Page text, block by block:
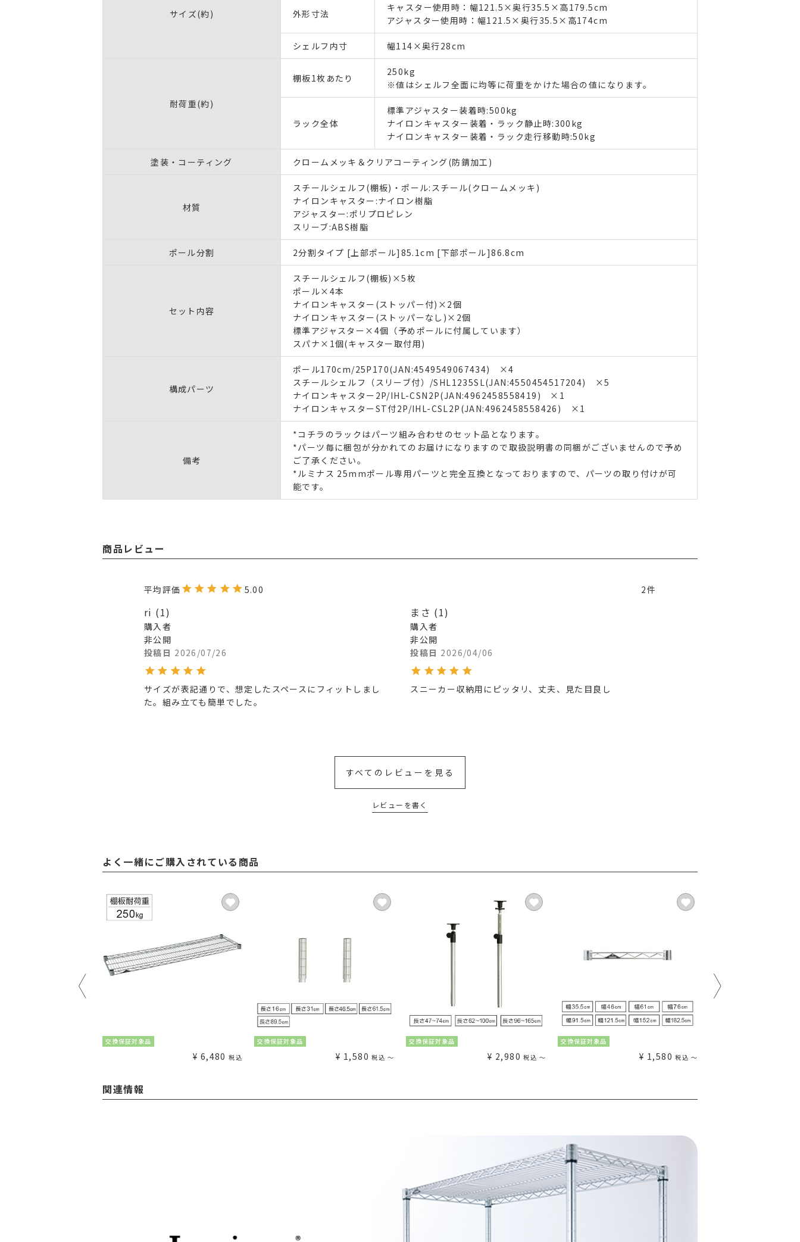
サイズ(約) 外形寸法
キャスター使用時：幅121.5×奥行35.5×高179.5cm
アジャスター使用時：幅121.5×奥行35.5×高174cm
シェルフ内寸 幅114×奥行28cm
耐荷重(約)
棚板1枚あたり
250kg
※値はシェルフ全面に均等に荷重をかけた場合の値になります。
ラック全体
標準アジャスター装着時:500kg
ナイロンキャスター装着・ラック静止時:300kg
ナイロンキャスター装着・ラック走行移動時:50kg
塗装・コーティング クロームメッキ＆クリアコーティング(防錆加工)
材質
スチールシェルフ(棚板)・ポール:スチール(クロームメッキ)
ナイロンキャスター:ナイロン樹脂
アジャスター:ポリプロピレン
スリーブ:ABS樹脂
ポール分割 2分割タイプ [上部ポール]85.1cm [下部ポール]86.8cm
セット内容
スチールシェルフ(棚板)×5枚
ポール×4本
ナイロンキャスター(ストッパー付)×2個
ナイロンキャスター(ストッパーなし)×2個
標準アジャスター×4個（予めポールに付属しています）
スパナ×1個(キャスター取付用)
構成パーツ
ポール170cm/25P170(JAN:4549549067434) ×4
スチールシェルフ（スリーブ付）/SHL1235SL(JAN:4550454517204) ×5
ナイロンキャスター2P/IHL-CSN2P(JAN:4962458558419) ×1
ナイロンキャスターST付2P/IHL-CSL2P(JAN:4962458558426) ×1
備考
*コチラのラックはパーツ組み合わせのセット品となります。
*パーツ毎に梱包が分かれてのお届けになりますので取扱説明書の同梱がございませんので予め
ご了承ください。
*ルミナス 25mmポール専用パーツと完全互換となっておりますので、パーツの取り付けが可
能です。
商品レビュー
5.00 2
ri 1
購入者
非公開
投稿日 2026/07/26
サイズが表記通りで、想定したスペースにフィットしまし
た。組み立ても簡単でした。
まさ 1
購入者
非公開
投稿日 2026/04/06
スニーカー収納用にピッタリ、丈夫、見た目良し
すべてのレビューを見る
レビューを書く
よく一緒にご購入されている商品
交換保証対象品
¥ 6,480 税込
交換保証対象品
¥ 1,580 税込 〜
交換保証対象品
¥ 2,980 税込 〜
交換保証対象品
¥ 1,580 税込 〜
関連情報